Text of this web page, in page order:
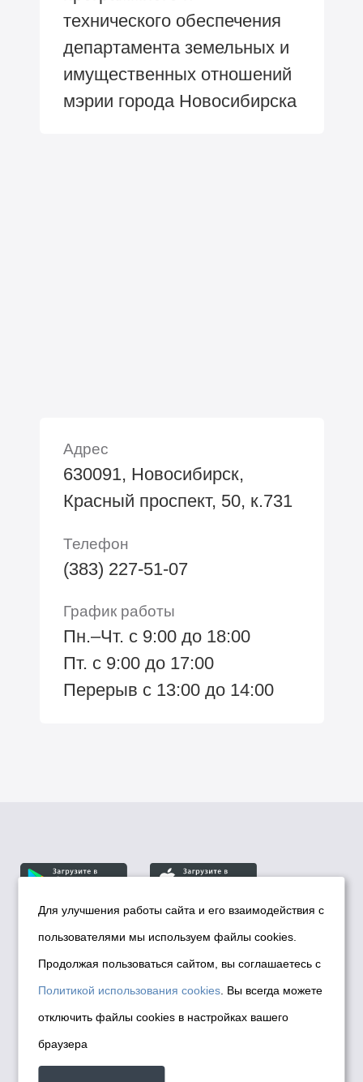
технического обеспечения
департамента земельных и
имущественных отношений
мэрии города Новосибирска
Адрес
630091, Новосибирск,
Красный проспект, 50, к.731
Телефон
(383) 227-51-07
График работы
Пн.–Чт. с 9:00 до 18:00
Пт. с 9:00 до 17:00
Перерыв с 13:00 до 14:00
© Департамент информационной политики мэрии
города Новосибирска, 2026
Политика использования Cookies
Политика по обработке персональных
данных в информационных системах
мэрии города Новосибирска
Техническая поддержка сайта -
Для улучшения работы сайта и его взаимодействия с
пользователями мы используем файлы cookies.
Продолжая пользоваться сайтом, вы соглашаетесь с
Политикой использования cookies . Вы всегда можете
отключить файлы cookies в настройках вашего
браузера